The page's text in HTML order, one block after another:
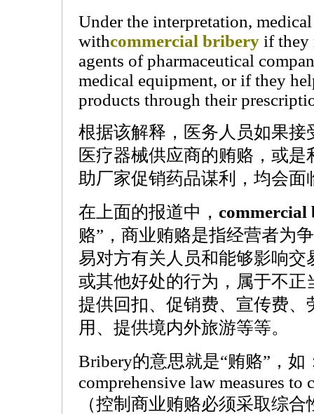
Under the interpretation,
withcommercial bribery if they
agents of pharmaceutical
medical equipment, or if they
products through their
根据该解释，医务人员如果
医疗器械供应商的贿赂，或
助厂家促销药品谋利，均会
在上面的报道中， commercial
赂”，商业贿赂是指经营者为
易对方有关人员和能够影响
或其他好处的行为，属于不
提供回扣、促销费、宣传费、
用、提供境内外旅游等等。
Bribery的意思就是“贿赂”，如
comprehensive law measures to
（控制商业贿赂必须采取综